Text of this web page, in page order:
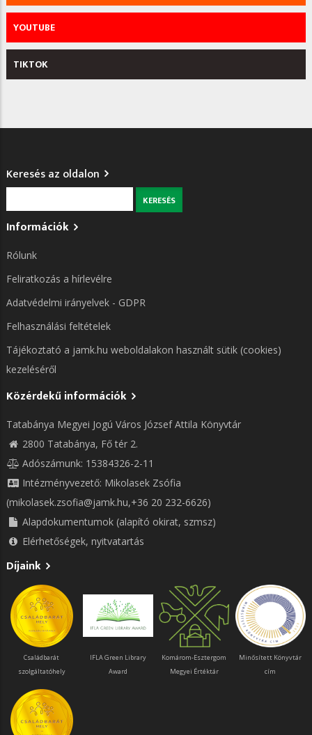
YOUTUBE
TIKTOK
Keresés az oldalon
Információk
Rólunk
Feliratkozás a hírlevélre
Adatvédelmi irányelvek - GDPR
Felhasználási feltételek
Tájékoztató a jamk.hu weboldalakon használt sütik (cookies)
kezeléséről
Közérdekű információk
Tatabánya Megyei Jogú Város József Attila Könyvtár
2800 Tatabánya, Fő tér 2.
Adószámunk: 15384326-2-11
Intézményvezető: Mikolasek Zsófia
(mikolasek.zsofia@jamk.hu,+36 20 232-6626)
Alapdokumentumok (alapító okirat, szmsz)
Elérhetőségek, nyitvatartás
Díjaink
Családbarát
szolgáltatóhely
IFLA Green Library
Award
Komárom-Esztergom
Megyei Értéktár
Minősített Könyvtár
cím